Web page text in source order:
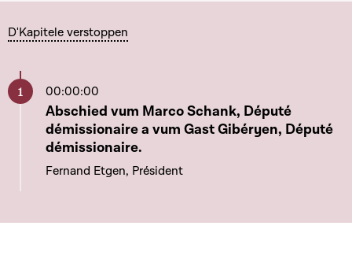
D'Kapitele verstoppen
00:00:00
Aller à ce chapitre
Abschied vum Marco Schank, Député
démissionaire a vum Gast Gibéryen, Député
démissionaire.
Fernand Etgen, Président